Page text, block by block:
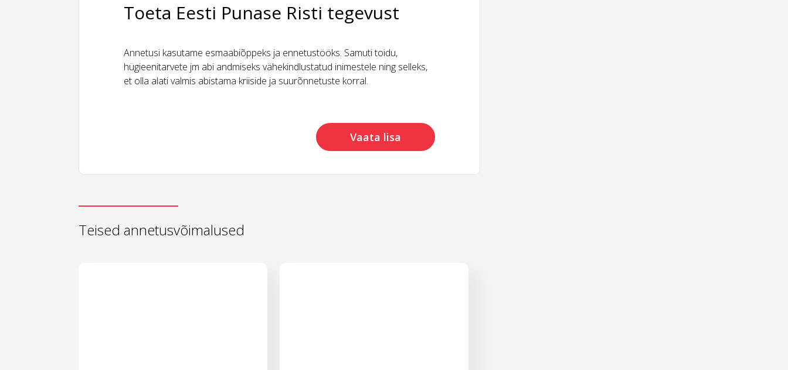
Toeta Eesti Punase Risti tegevust
Annetusi kasutame esmaabiõppeks ja ennetustööks. Samuti toidu,
hügieenitarvete jm abi andmiseks vähekindlustatud inimestele ning selleks,
et olla alati valmis abistama kriiside ja suurõnnetuste korral.
Vaata lisa
Teised annetusvõimalused